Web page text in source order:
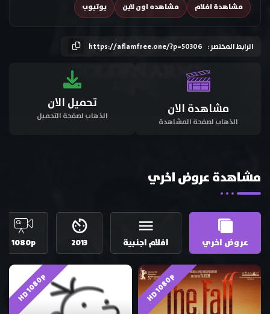
مشاهدة افلام
مشاهده اون لاين يوتيوب
الرابط المختصر : https://aflamfree.one/?p=50306
مشاهدة الان
الذهاب لصفحة المشاهدة
تحميل الان
الذهاب لصفحة التحميل
مشاهدة عروض اخري
عروض اخري افلام اجنبية 2013
1080p
HD 1080p
HD 1080p